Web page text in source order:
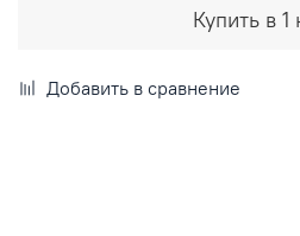
Купить в 1
Добавить в сравнение